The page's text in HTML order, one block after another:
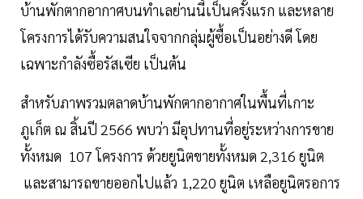
บ้านพักตากอากาศบนทำเลย่านนี้เป็นครั้งแรก และหลาย
โครงการได้รับความสนใจจากกลุ่มผู้ซื้อเป็นอย่างดี โดย
เฉพาะกำลังซื้อรัสเซีย เป็นต้น
สำหรับภาพรวมตลาดบ้านพักตากอากาศในพื้นที่เกาะ
ภูเก็ต ณ สิ้นปี 2566 พบว่า มีอุปทานที่อยู่ระหว่างการขาย
ทั้งหมด 107 โครงการ ด้วยยูนิตขายทั้งหมด 2,316 ยูนิต
และสามารถขายออกไปแล้ว 1,220 ยูนิต เหลือยูนิตรอการ